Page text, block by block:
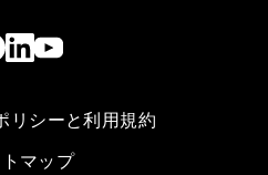
リシーと利用規約
マップ